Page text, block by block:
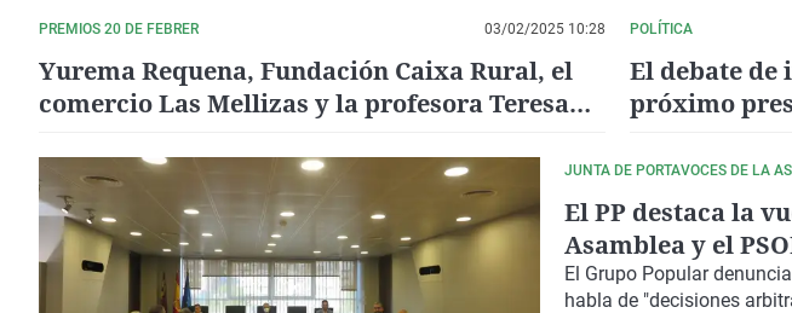
PREMIOS 20 DE FEBRER 03/02/2025 10:28
Yurema Requena, Fundación Caixa Rural, el
comercio Las Mellizas y la profesora Teresa
POLÍTICA
El debate
próximo
JUNTA DE PORTAVOCES DE LA
El PP destaca la
Asamblea y el
los tribunales
El Grupo Popular
habla de "decisiones